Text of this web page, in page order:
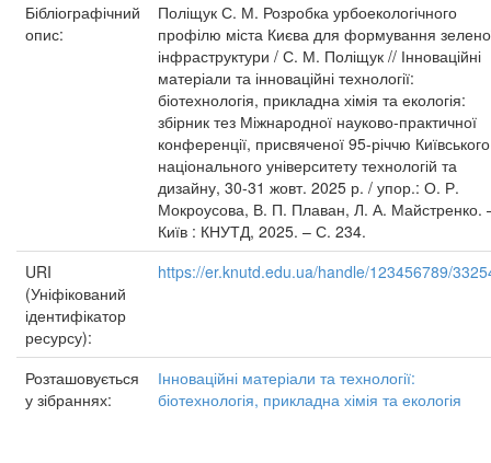
Бібліографічний
опис:
Поліщук С. М. Розробка урбоекологічного
профілю міста Києва для формування
інфраструктури / С. М. Поліщук // Інноваційні
матеріали та інноваційні технології:
біотехнологія, прикладна хімія та екологія:
збірник тез Міжнародної науково-практичної
конференції, присвяченої 95-річчю Київського
національного університету технологій та
дизайну, 30-31 жовт. 2025 р. / упор.: О. Р.
Мокроусова, В. П. Плаван, Л. А. Майстренко.
Київ : КНУТД, 2025. – С. 234.
URI
(Уніфікований
ідентифікатор
ресурсу):
https://er.knutd.edu.ua/handle/123456789/
Розташовується
у зібраннях:
Інноваційні матеріали та технології:
біотехнологія, прикладна хімія та екологія